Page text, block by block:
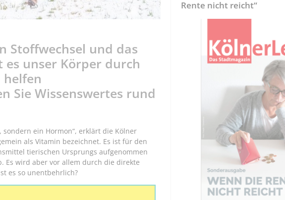
Stoffwechsel und das
unser Körper durch
helfen
Sie Wissenswertes rund
ein Hormon“, erklärt die Kölner
als Vitamin bezeichnet. Es ist für den
tierischen Ursprungs aufgenommen
Es wird aber vor allem durch die direkte
es so unentbehrlich?
Rente nicht reicht“